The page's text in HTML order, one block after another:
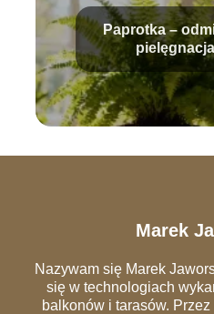
Paprotka –
Marek
Nazywam się Marek
się w technologiach
balkonów i tarasów.